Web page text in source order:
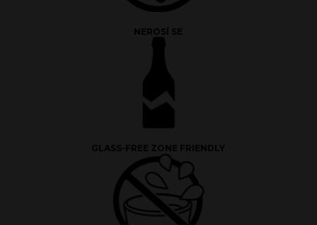
NEROSÍ SE
GLASS-FREE ZONE FRIENDLY